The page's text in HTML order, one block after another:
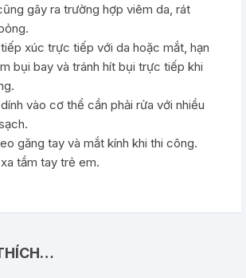
gây ra trường hợp viêm da, rát
tiếp xúc trực tiếp với da hoặc mắt, hạn
bụi bay và tránh hít bụi trực tiếp khi
vào cơ thể cần phải rửa với nhiều
găng tay và mắt kính khi thi công.
xa tầm taytrẻ em.